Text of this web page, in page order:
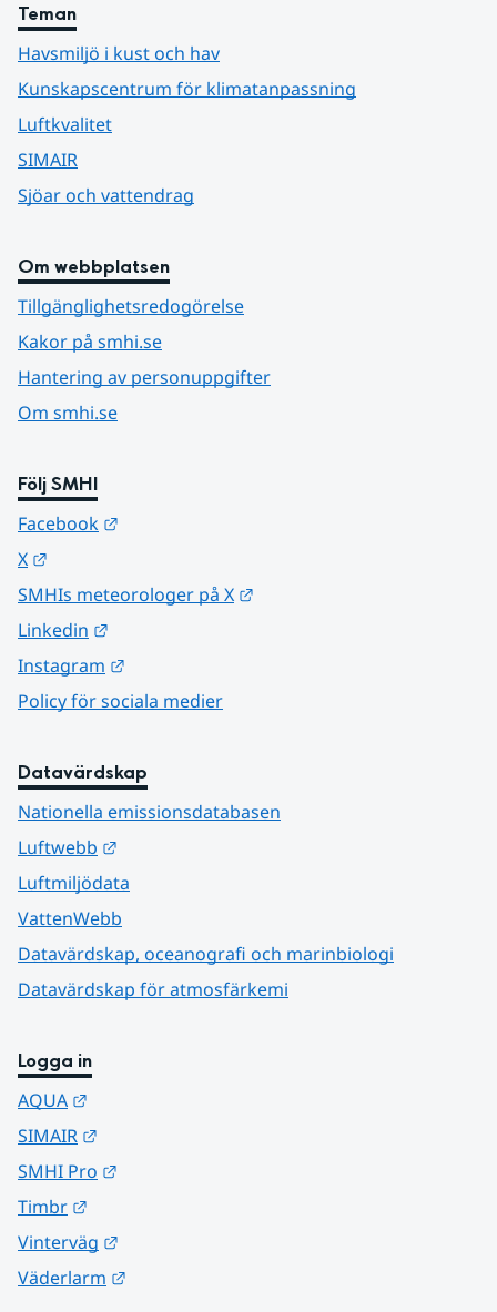
Teman
Havsmiljö i kust och hav
Kunskapscentrum för klimatanpassning
Luftkvalitet
SIMAIR
Sjöar och vattendrag
Om webbplatsen
Tillgänglighetsredogörelse
Kakor på smhi.se
Hantering av personuppgifter
Om smhi.se
Följ SMHI
Facebook
X
SMHIs meteorologer på X
Linkedin
Instagram
Policy för sociala medier
Datavärdskap
Nationella emissionsdatabasen
Luftwebb
Luftmiljödata
VattenWebb
Datavärdskap, oceanografi och marinbiologi
Datavärdskap för atmosfärkemi
Logga in
AQUA
SIMAIR
SMHI Pro
Timbr
Vinterväg
Väderlarm